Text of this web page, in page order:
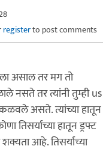
registerto post comments
असाल तर मग तो
नसते तर त्यांनी तुम्ही us
असते. त्यांच्या हातून
तिसर्याच्या हातून ड्रफ्ट
आहे. तिसर्याच्या